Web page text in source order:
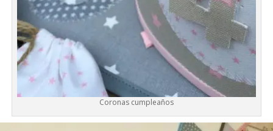
Coronas cumpleaños